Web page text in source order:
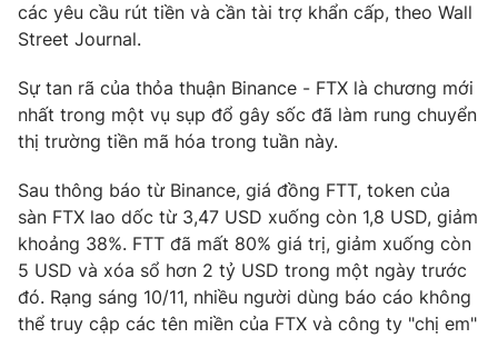
Tổng Biên tập:Vũ Thanh Thủy
Phó Tổng Biên tập:
Tổng đài VTV:024.38 355 931 - 024.38 355 932
Ðiện thoại Thời báo VTV:
024.66 897 897
Liên hệ quảng cáo:024-7300.7108
các yêu cầu rút tiền và cần tài trợ khẩn cấp, theo Wall
Street Journal.
Sự tan rã của thỏa thuận Binance - FTX là chương mới
nhất trong một vụ sụp đổ gây sốc đã làm rung chuyển
thị trường tiền mã hóa trong tuần này.
Sau thông báo từ Binance, giá đồng FTT, token của
sàn FTX lao dốc từ 3,47 USD xuống còn 1,8 USD, giảm
khoảng 38%. FTT đã mất 80% giá trị, giảm xuống còn
5 USD và xóa sổ hơn 2 tỷ USD trong một ngày trước
đó. Rạng sáng 10/11, nhiều người dùng báo cáo không
thể truy cập các tên miền của FTX và công ty "chị em"